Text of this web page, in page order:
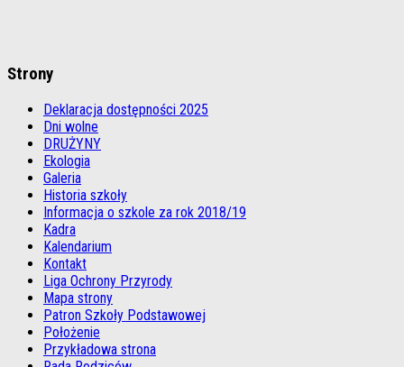
Strony
Deklaracja dostępności 2025
Dni wolne
DRUŻYNY
Ekologia
Galeria
Historia szkoły
Informacja o szkole za rok 2018/19
Kadra
Kalendarium
Kontakt
Liga Ochrony Przyrody
Mapa strony
Patron Szkoły Podstawowej
Położenie
Przykładowa strona